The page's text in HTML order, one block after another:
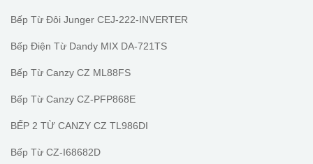
Bếp Từ Đôi Junger CEJ-222-INVERTER
Bếp Điện Từ Dandy MIX DA-721TS
Bếp Từ Canzy CZ ML88FS
Bếp Từ Canzy CZ-PFP868E
BẾP 2 TỪ CANZY CZ TL986DI
Bếp Từ CZ-I68682D